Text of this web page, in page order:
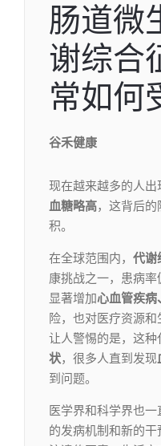
肠道微
谢综合
常如何
谷禾健康
现在越来越多的人出
血糖略高，这背后
积。
在全球范围内， 代谢
康挑战之一，患病率
显著增加心血管疾病
险，也对医疗资源
让人警惕的是，这种
状，很多人直到发现
到问题。
医学界和科学界也
的发病机制和新的干